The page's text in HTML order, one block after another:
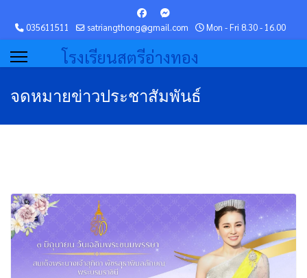
035611511 satriangthong@gmail.com Mon - Fri 8.30 - 16.00
โรงเรียนสตรีอ่างทอง
จดหมายข่าวประชาสัมพันธ์